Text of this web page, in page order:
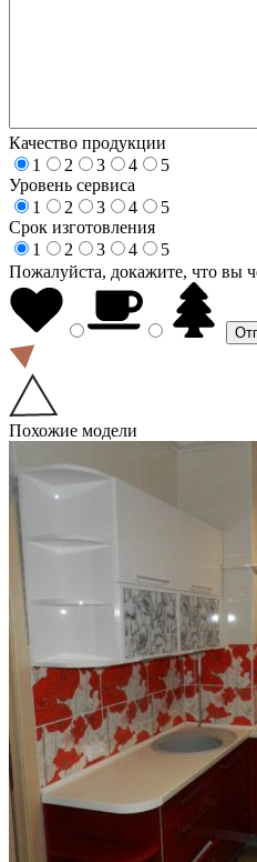
Качество продукции
1
2 3 4
5
Уровень сервиса
1
2 3 4
5
Срок изготовления
1
2 3 4
5
Пожалуйста, докажите, что вы
Похожие модели